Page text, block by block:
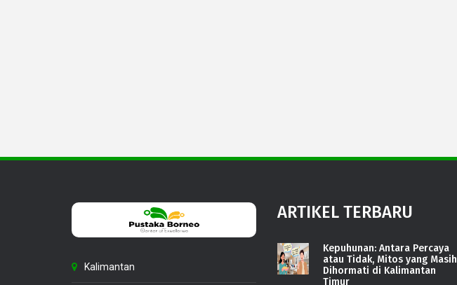
Kalimantan
ARTIKEL TERBARU
Kepuhunan: Antara Percaya
atau Tidak, Mitos yang Masih
Dihormati di Kalimantan
Timur